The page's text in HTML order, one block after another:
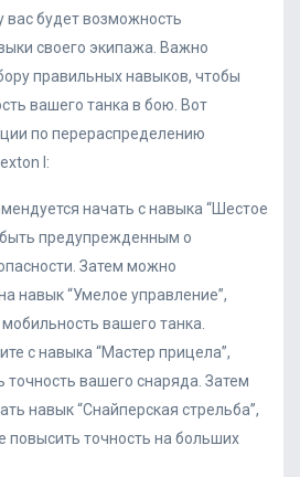
вас будет возможность
своего экипажа. Важно
правильных навыков, чтобы
вашего танка в бою. Вот
по перераспределению
I:
начать с навыка “Шестое
быть предупрежденным о
Затем можно
навык “Умелое управление”,
вашего танка.
с навыка “Мастер прицела”,
точность вашего снаряда. Затем
навык “Снайперская стрельба”,
повысить точность на больших